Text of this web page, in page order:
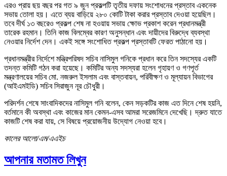
এরও প্রায় ছয় বছর পর গত ৯ জুন প্রকল্পটি তৃতীয় দফায় সংশোধনের প্রস্তাব একনেক
সভায় তোলা হয়। এতে ব্যয় বাড়িয়ে ২৮০ কোটি টাকা করার প্রস্তাব দেওয়া হয়েছিল।
তবে দীর্ঘ ১৩ বছরেও প্রকল্প শেষ না হওয়ায় সভায় ক্ষোভ প্রকাশ করেন প্রধানমন্ত্রী
তারেক রহমান। তিনি কাজ বিলম্বের কারণ অনুসন্ধান এবং দায়ীদের বিরুদ্ধে ব্যবস্থা
নেওয়ার নির্দেশ দেন। একই সঙ্গে সংশোধিত প্রকল্প প্রস্তাবটি ফেরত পাঠানো হয়।
প্রধানমন্ত্রীর নির্দেশে মন্ত্রিপরিষদ সচিব নাসিমুল গনিকে প্রধান করে তিন সদস্যের একটি
তদন্ত কমিটি গঠন করা হয়েছে। কমিটির অন্য সদস্যরা হলেন গৃহায়ণ ও গণপূর্ত
মন্ত্রণালয়ের সচিব মো. নজরুল ইসলাম এবং বাস্তবায়ন, পরিবীক্ষণ ও মূল্যায়ন বিভাগের
(আইএমইডি) সচিব সিরাজুন নূর চৌধুরী।
পরিদর্শন শেষে সাংবাদিকদের নাসিমুল গনি বলেন, কেন সড়কটির কাজ এত দিনে শেষ হয়নি,
বর্তমানে কী অবস্থা এবং কাজের মান কেমন-এসব আমরা সরেজমিনে দেখেছি। দ্রুত যাতে
কাজটি শেষ করা যায়, সে বিষয়ে প্রয়োজনীয় উদ্যোগ নেওয়া হবে।
কালের আলো/এম/এএইচ
আপনার মতামত লিখুন